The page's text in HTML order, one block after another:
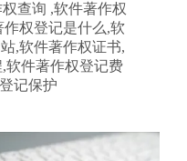
查询 ,软件著作权
权登记是什么,软
,软件著作权证书,
软件著作权登记费
记保护